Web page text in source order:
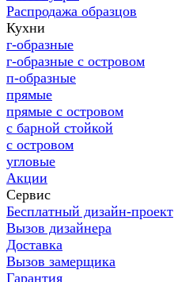
Распродажа образцов
Кухни
г-образные
г-образные с островом
п-образные
прямые
прямые с островом
с барной стойкой
с островом
угловые
Акции
Сервис
Бесплатный дизайн-проект
Вызов дизайнера
Доставка
Вызов замерщика
Гарантия